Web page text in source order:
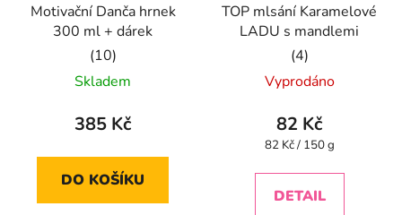
Motivační Danča hrnek
300 ml + dárek
Průměrné
hodnocení
produktu
5,0
z
Skladem
385 Kč
DO KOŠÍKU
TOP mlsání Karamelové
LADU s mandlemi
Průměrné
hodnocení
produktu
je
z
Vyprodáno
82 Kč
Měrná
82 Kč / 150 g
DETAIL